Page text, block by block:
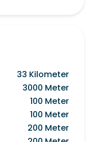
33 Kilometer
3000 Meter
100 Meter
100 Meter
200 Meter